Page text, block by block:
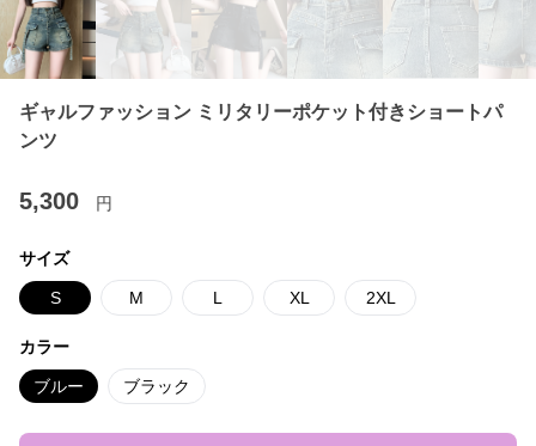
ギャルファッション ミリタリーポケット付きショートパ
ンツ
5,300 円
サイズ
S M L XL 2XL
カラー
ブルー ブラック